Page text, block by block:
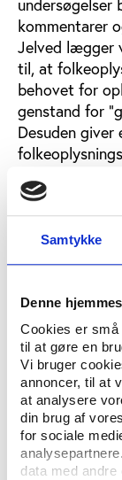
Samtykke
Denne
Cookies er
til at gøre en
Vi bruger
annoncer, til at
at analysere
din brug af
for sociale
data med
undersøgelser
kommentarer
Jelved lægger
til, at
behovet for
genstand for
Desuden
artikler. Den
vifo.dk, har
og
på
Vidensbank
En anden
der samler
analyser og
adgang til
interesse for